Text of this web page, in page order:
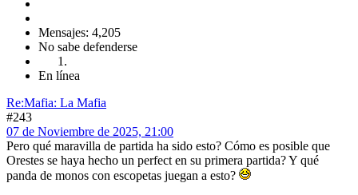
Mensajes: 4,205
No sabe defenderse
En línea
Re:Mafia: La Mafia
#243
07 de Noviembre de 2025, 21:00
Pero qué maravilla de partida ha sido esto? Cómo es posible que
Orestes se haya hecho un perfect en su primera partida? Y qué
panda de monos con escopetas juegan a esto?